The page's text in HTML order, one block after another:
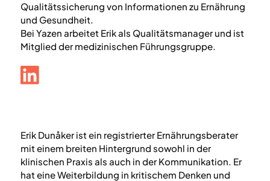
Qualitätssicherung von Informationen zu Ernährung
und Gesundheit.
Bei Yazen arbeitet Erik als Qualitätsmanager und ist
Mitglied der medizinischen Führungsgruppe.
Erik Dunåker ist ein registrierter Ernährungsberater
mit einem breiten Hintergrund sowohl in der
klinischen Praxis als auch in der Kommunikation. Er
hat eine Weiterbildung in kritischem Denken und